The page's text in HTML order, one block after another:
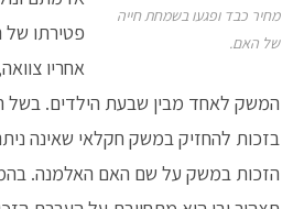
מחיר כבד ופגעו בשמחת חייה
של האם.
פטירתו
אחריו
המשק לאחד מבין שבעת הילדים. בשל
בזכות להחזיק במשק חקלאי שאינה
הזכות במשק על שם האם האלמנה.